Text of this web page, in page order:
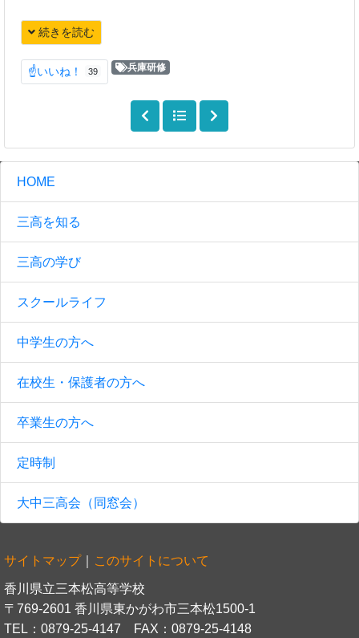
続きを読む
☝いいね！ 39 兵庫研修
HOME
三高を知る
三高の学び
スクールライフ
中学生の方へ
在校生・保護者の方へ
卒業生の方へ
定時制
大中三高会（同窓会）
サイトマップ｜ このサイトについて
香川県立三本松高等学校
〒769-2601 香川県東かがわ市三本松1500-1
TEL：0879-25-4147 FAX：0879-25-4148